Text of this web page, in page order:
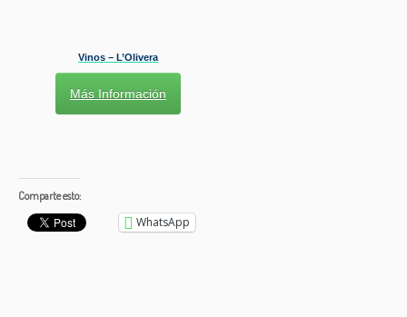
Vinos – L’Olivera
Más Información
Comparte esto:
WhatsApp